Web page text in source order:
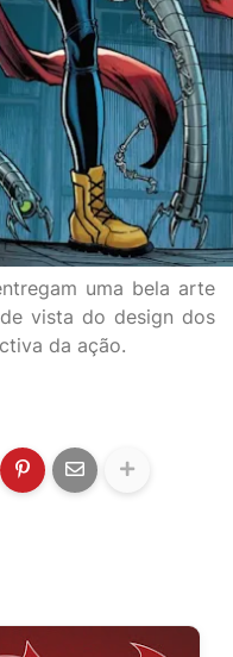
uma bela arte
vista do design dos
da ação.